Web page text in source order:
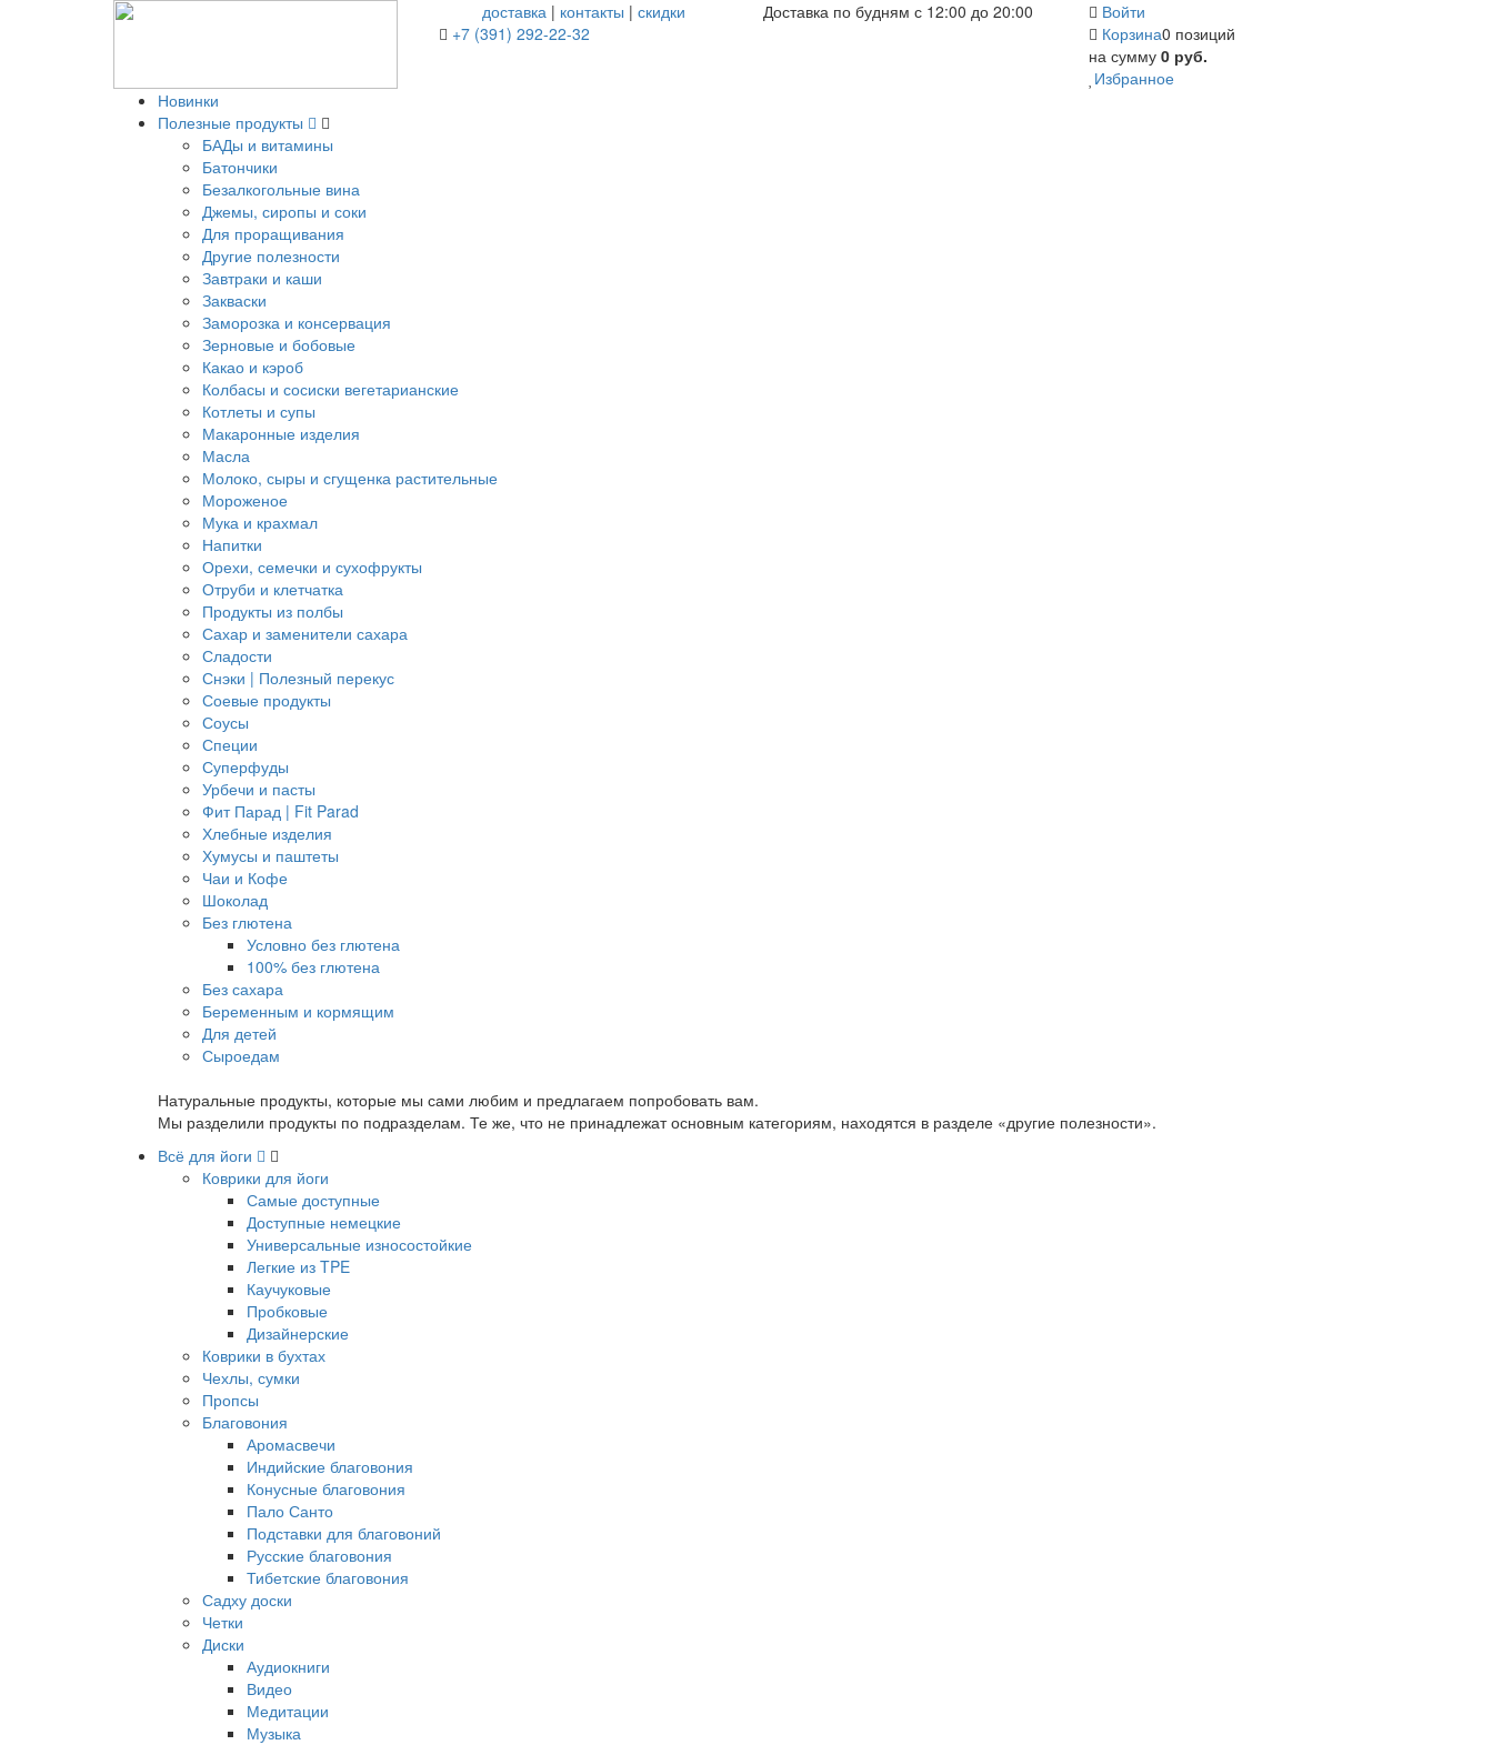
доставка | контакты |скидки
+7 (391) 292-22-32
Доставка по будням с 12:00 до 20:00
Войти
Корзина0 позиций
на сумму 0 руб.
Избранное
Новинки
Полезные продукты
БАДы и витамины
Батончики
Безалкогольные вина
Джемы, сиропы и соки
Для проращивания
Другие полезности
Завтраки и каши
Закваски
Заморозка и консервация
Зерновые и бобовые
Какао и кэроб
Колбасы и сосиски вегетарианские
Котлеты и супы
Макаронные изделия
Масла
Молоко, сыры и сгущенка растительные
Мороженое
Мука и крахмал
Напитки
Орехи, семечки и сухофрукты
Отруби и клетчатка
Продукты из полбы
Сахар и заменители сахара
Сладости
Снэки | Полезный перекус
Соевые продукты
Соусы
Специи
Суперфуды
Урбечи и пасты
Фит Парад | Fit Parad
Хлебные изделия
Хумусы и паштеты
Чаи и Кофе
Шоколад
Без глютена
Условно без глютена
100% без глютена
Без сахара
Беременным и кормящим
Для детей
Сыроедам
Натуральные продукты, которые мы сами любим и предлагаем попробовать вам.
Мы разделили продукты по подразделам. Те же, что не принадлежат основным категориям, находятся в разделе «другие полезности».
Всё для йоги
Коврики для йоги
Самые доступные
Доступные немецкие
Универсальные износостойкие
Легкие из TPE
Каучуковые
Пробковые
Дизайнерские
Коврики в бухтах
Чехлы, сумки
Пропсы
Благовония
Аромасвечи
Индийские благовония
Конусные благовония
Пало Санто
Подставки для благовоний
Русские благовония
Тибетские благовония
Садху доски
Четки
Диски
Аудиокниги
Видео
Медитации
Музыка